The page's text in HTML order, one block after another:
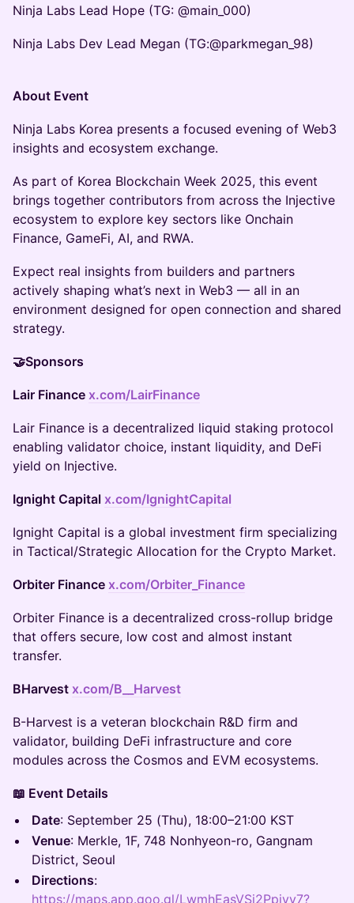
Ninja Labs Lead Hope (TG: @main_000)
Ninja Labs Dev Lead Megan (TG:@parkmegan_98)
About Event
Ninja Labs Korea presents a focused evening of Web3
insights and ecosystem exchange.
As part of Korea Blockchain Week 2025, this event
brings together contributors from across the Injective
ecosystem to explore key sectors like Onchain
Finance, GameFi, AI, and RWA.
Expect real insights from builders and partners
actively shaping what’s next in Web3 — all in an
environment designed for open connection and shared
strategy.
🤝Sponsors
Lair Finance x.com/LairFinance
​Lair Finance is a decentralized liquid staking protocol
enabling validator choice, instant liquidity, and DeFi
yield on Injective.
Ignight Capital x.com/IgnightCapital
​Ignight Capital is a global investment firm specializing
in Tactical/Strategic Allocation for the Crypto Market.
Orbiter Finance x.com/Orbiter_Finance
​Orbiter Finance is a decentralized cross-rollup bridge
that offers secure, low cost and almost instant
transfer.
BHarvest x.com/B__Harvest
​B-Harvest is a veteran blockchain R&D firm and
validator, building DeFi infrastructure and core
modules across the Cosmos and EVM ecosystems.
📖 Event Details
Date: September 25 (Thu), 18:00–21:00 KST
Venue: Merkle, 1F, 748 Nonhyeon-ro, Gangnam
District, Seoul
Directions:
https://maps.app.goo.gl/LwmhEasVSi2Ppjvv7?